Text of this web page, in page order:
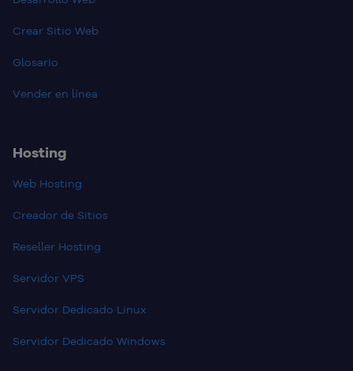
Crear Sitio Web
Glosario
Vender en línea
Hosting
Web Hosting
Creador de Sitios
Reseller Hosting
Servidor VPS
Servidor Dedicado Linux
Servidor Dedicado Windows